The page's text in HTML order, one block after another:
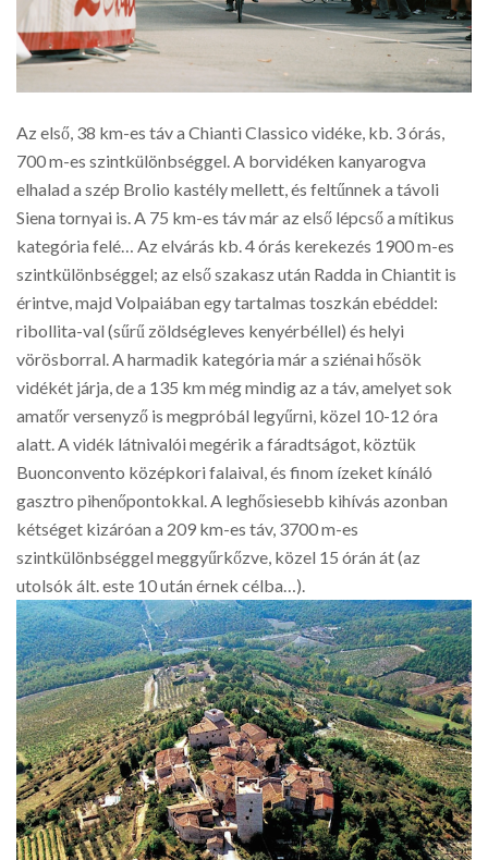
Az első, 38 km-es táv a Chianti Classico vidéke, kb. 3 órás,
700 m-es szintkülönbséggel. A borvidéken kanyarogva
elhalad a szép Brolio kastély mellett, és feltűnnek a távoli
Siena tornyai is. A 75 km-es táv már az első lépcső a mítikus
kategória felé… Az elvárás kb. 4 órás kerekezés 1900 m-es
szintkülönbséggel; az első szakasz után Radda in Chiantit is
érintve, majd Volpaiában egy tartalmas toszkán ebéddel:
ribollita-val (sűrű zöldségleves kenyérbéllel) és helyi
vörösborral. A harmadik kategória már a sziénai hősök
vidékét járja, de a 135 km még mindig az a táv, amelyet sok
amatőr versenyző is megpróbál legyűrni, közel 10-12 óra
alatt. A vidék látnivalói megérik a fáradtságot, köztük
Buonconvento középkori falaival, és finom ízeket kínáló
gasztro pihenőpontokkal. A leghősiesebb kihívás azonban
kétséget kizáróan a 209 km-es táv, 3700 m-es
szintkülönbséggel meggyűrkőzve, közel 15 órán át (az
utolsók ált. este 10 után érnek célba…).